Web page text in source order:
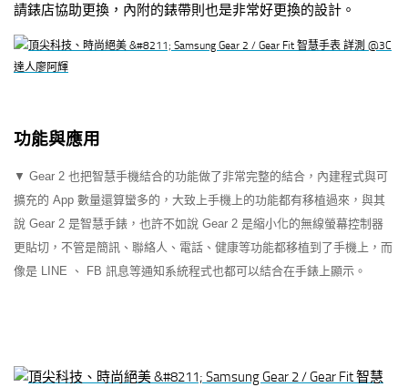
請錶店協助更換，內附的錶帶則也是非常好更換的設計。
功能與應用
▼ Gear 2 也把智慧手機結合的功能做了非常完整的結合，內建程式與可
擴充的 App 數量還算蠻多的，大致上手機上的功能都有移植過來，與其
說 Gear 2 是智慧手錶，也許不如說 Gear 2 是縮小化的無線螢幕控制器
更貼切，不管是簡訊、聯絡人、電話、健康等功能都移植到了手機上，而
像是 LINE 、 FB 訊息等通知系統程式也都可以結合在手錶上顯示。